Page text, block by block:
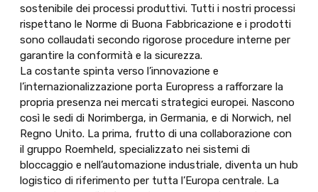
sostenibile dei processi produttivi. Tutti i nostri processi
rispettano le Norme di Buona Fabbricazione e i prodotti
sono collaudati secondo rigorose procedure interne per
garantire la conformità e la sicurezza.
La costante spinta verso l’innovazione e
l’internazionalizzazione porta Europress a rafforzare la
propria presenza nei mercati strategici europei. Nascono
così le sedi di Norimberga, in Germania, e di Norwich, nel
Regno Unito. La prima, frutto di una collaborazione con
il gruppo Roemheld, specializzato nei sistemi di
bloccaggio e nell’automazione industriale, diventa un hub
logistico di riferimento per tutta l’Europa centrale. La